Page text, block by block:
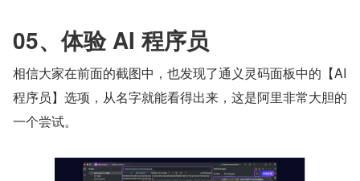
05、体验 AI 程序员
相信大家在前面的截图中，也发现了通义灵码面板中的【AI
程序员】选项，从名字就能看得出来，这是阿里非常大胆的
一个尝试。